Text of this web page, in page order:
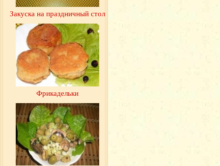
Закуска на праздничный стол
Фрикадельки